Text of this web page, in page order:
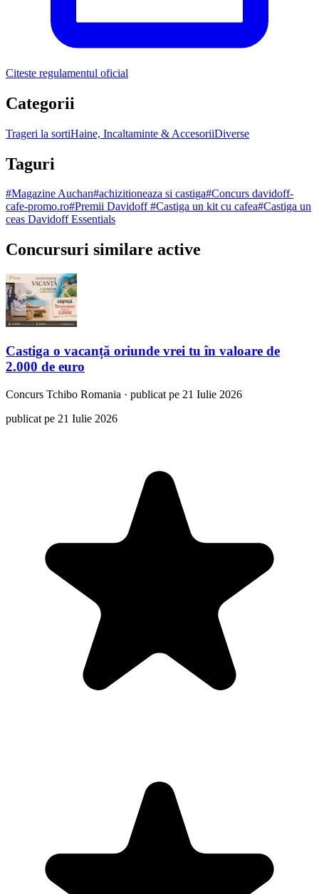
Citeste regulamentul oficial
Categorii
Trageri la sortiHaine, Incaltaminte & AccesoriiDiverse
Taguri
#Magazine Auchan#achizitioneaza si castiga#Concurs davidoff-
cafe-promo.ro#Premii Davidoff#Castiga un kit cu cafea#Castiga un
ceas Davidoff Essentials
Concursuri similare active
Castiga o vacanță oriunde vrei tu în valoare de
2.000 de euro
Concurs Tchibo Romania · publicat pe 21 Iulie 2026
publicat pe 21 Iulie 2026